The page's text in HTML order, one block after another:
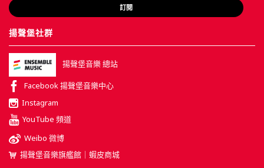
訂閱
揚聲堡社群
揚聲堡音樂 總站
Facebook 揚聲堡音樂中心
Instagram
YouTube 頻道
Weibo 微博
揚聲堡音樂旗艦館｜蝦皮商城